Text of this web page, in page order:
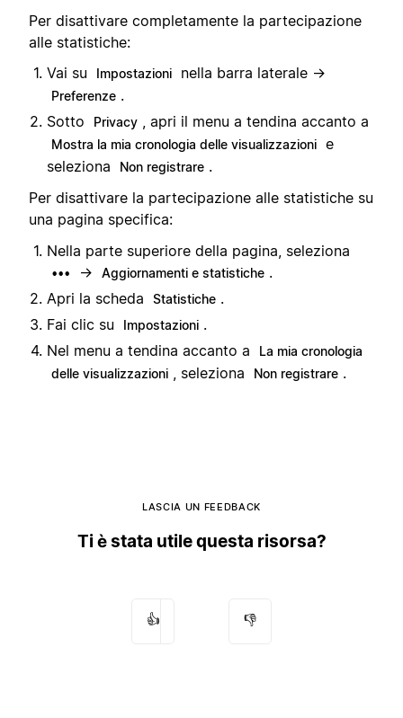
Per disattivare completamente la partecipazione
alle statistiche:
Vai su
Impostazioni nella barra laterale →
Preferenze .
Sotto
Privacy , apri il menu a tendina accanto a
Mostra la mia cronologia delle visualizzazioni e
seleziona
Non registrare .
Per disattivare la partecipazione alle statistiche su
una pagina specifica:
Nella parte superiore della pagina, seleziona
••• → Aggiornamenti e statistiche .
Apri la scheda
Statistiche .
Fai clic su
Impostazioni .
Nel menu a tendina accanto a
La mia cronologia
delle visualizzazioni
, seleziona Non registrare .
LASCIA UN FEEDBACK
Ti è stata utile questa risorsa?
👍 👎